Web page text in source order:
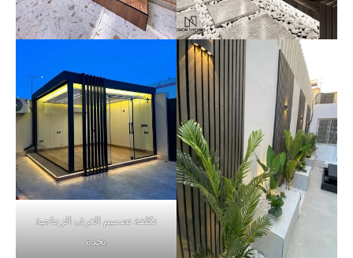
تكلفة تصميم الغرف الزجاجية
بجدة